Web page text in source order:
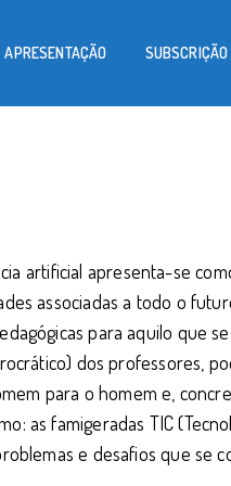
APRESENTAÇÃO SUBSCRIÇÃO
artificial apresenta-se
associadas a todo o
para aquilo que
dos professores,
para o homem e,
as famigeradas TIC
e desafios que se